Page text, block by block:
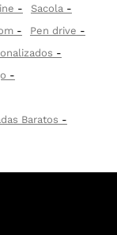
Sacola
Pen drive
Baratos